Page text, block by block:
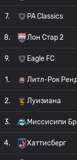
7. PA Classics
8. Лон Стар 2
9. Eagle FC
1. Литл-Рок
2. Луизиана
3. Миссисипи
4. Хаттисберг